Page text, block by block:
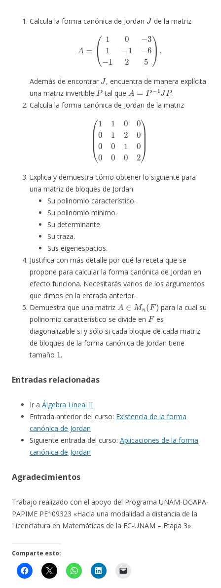
Calcula la forma canónica de Jordan de la matriz
0−3 1− 25
Además de encontrar
, encuentra de manera explícita
una matriz invertible
P
tal que
A=P −1 JP
.
Calcula la forma canónica de Jordan de la matriz
00 2 00 00
Explica y demuestra cómo obtener lo siguiente para
una matriz de bloques de Jordan:
Su polinomio característico.
Su polinomio mínimo.
Su determinante.
Su traza.
Sus eigenespacios.
Justifica con más detalle por qué la receta que se
propone para calcular la forma canónica de Jordan en
efecto funciona. Necesitarás varios de los argumentos
que dimos en la entrada anterior.
Demuestra que una matriz
A∈M n F)
para la cual su
polinomio característico se divide en
F
es
diagonalizable si y sólo si cada bloque de cada matriz
de bloques de la forma canónica de Jordan tiene
tamaño
1
.
Entradas relacionadas
Ir a Álgebra Lineal II
Entrada anterior del curso: Existencia de la forma
canónica de Jordan
Siguiente entrada del curso: Aplicaciones de la forma
canónica de Jordan
Agradecimientos
Trabajo realizado con el apoyo del Programa UNAM-DGAPA-
PAPIME PE109323 «Hacia una modalidad a distancia de la
Licenciatura en Matemáticas de la FC-UNAM – Etapa 3»
Comparte esto: